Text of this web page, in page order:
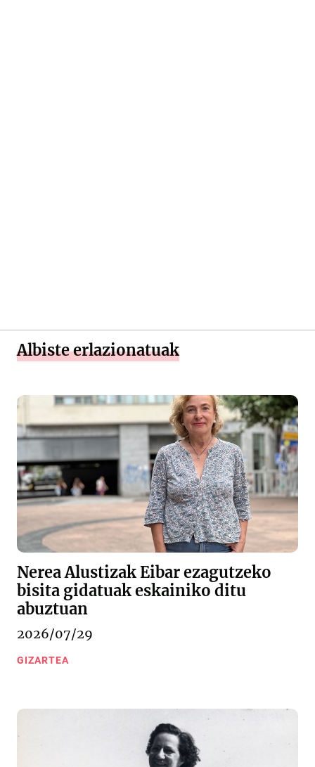
Albiste erlazionatuak
Nerea Alustizak Eibar ezagutzeko
bisita gidatuak eskainiko ditu
abuztuan
2026/07/29
GIZARTEA